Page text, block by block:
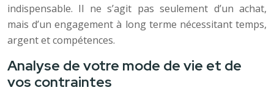
indispensable. Il ne s’agit pas seulement d’un achat,
mais d’un engagement à long terme nécessitant temps,
argent et compétences.
Analyse de votre mode de vie et de
vos contraintes